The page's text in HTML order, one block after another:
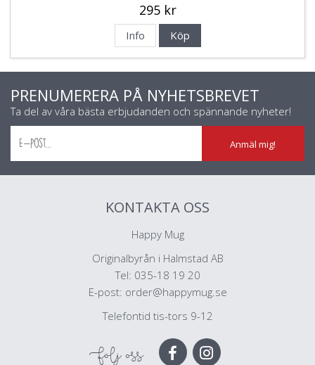
295 kr
Info Köp
PRENUMERERA PÅ NYHETSBREVET
Ta del av våra bästa erbjudanden och spännande nyheter!
Anmäl mig!
KONTAKTA OSS
Happy Mug
Originalbyrån i Halmstad AB
Tel: 035-18 19 20
E-post: order@happymug.se
Telefontid tis-tors 9-12
Följ oss